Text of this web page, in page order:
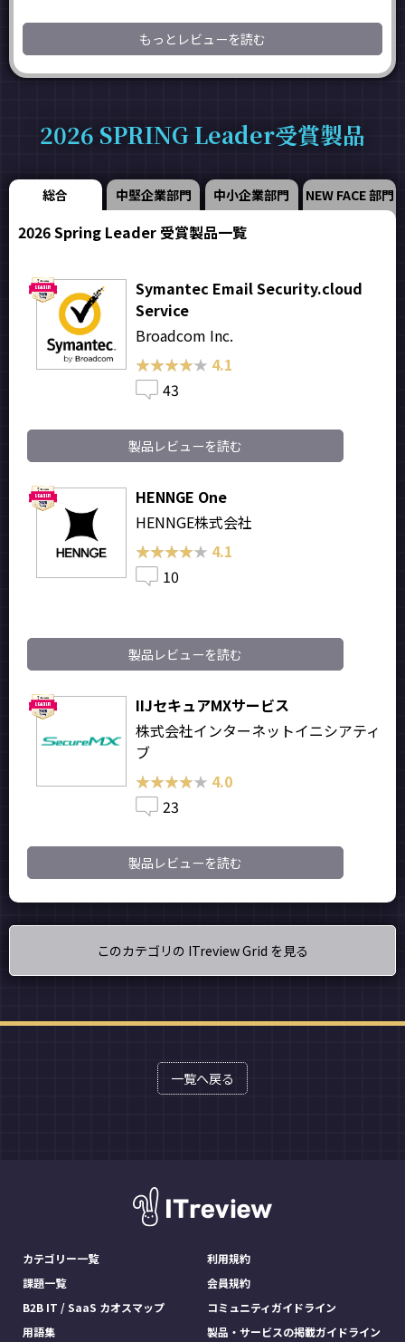
もっとレビューを読む
2026 SPRING Leader受賞製品
総合 中堅企業部門 中小企業部門 NEW FACE 部門
2026 Spring Leader 受賞製品一覧
Symantec Email Security.cloud
Service
Broadcom Inc.
★★★★★
★★★★★ 4.1
43
製品レビューを読む
HENNGE One
HENNGE株式会社
★★★★★
★★★★★ 4.1
10
製品レビューを読む
IIJセキュアMXサービス
株式会社インターネットイニシアティ
ブ
★★★★★
★★★★★ 4.0
23
製品レビューを読む
このカテゴリの ITreview Grid を見る
一覧へ戻る
カテゴリー一覧
課題一覧
B2B IT / SaaS カオスマップ
用語集
利用規約
会員規約
コミュニティガイドライン
製品・サービスの掲載ガイドライン